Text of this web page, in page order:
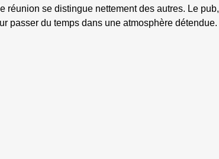
se distingue nettement des autres. Le pub,
passer du temps dans une atmosphère détendue.